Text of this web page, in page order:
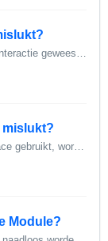
Als de SEM-installatie mislukt, is er geen interactie geweest met de Exchange Server en heeft dit dus geen invloed op uw configuratie.
mislukt?
Aangezien SEM de Exchange-serverinterface gebruikt, worden e-mails niet verwijderd, maar alleen verplaatst. Als SEM onverwachts mislukt tijdens de analyse, ...
Module?